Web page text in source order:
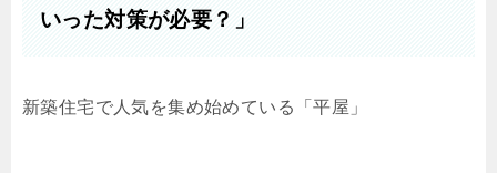
いった対策が必要？」
新築住宅で人気を集め始めている「平屋」